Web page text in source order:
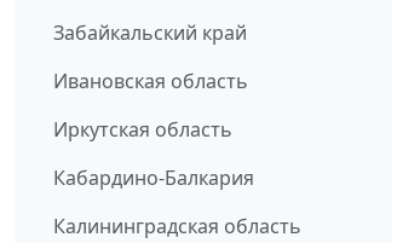
Забайкальский край
Ивановская область
Иркутская область
Кабардино-Балкария
Калининградская область